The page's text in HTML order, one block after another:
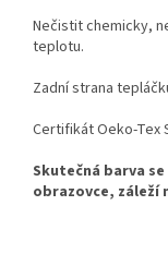
Nečistit chemicky,
teplotu.
Zadní strana
Certifikát Oeko-Tex
Skutečná barva
obrazovce, záleží